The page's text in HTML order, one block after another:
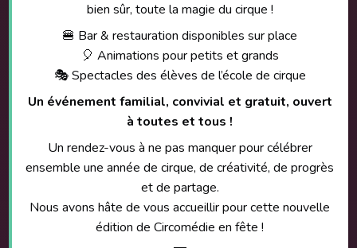
RÉSERVATIONS ET AGENDA
Réservations (événements, commandes & formations)
Sorties et prestations des jeunes
SUIVEZ-NOUS !
NOUVELLES PAGES EN COURS
Certaines rubriques de l’école sont encore en construction sur ce
site. En attendant, consultezwww.ecoledecirquedecharleroi.be
bien sûr, toute la magie du cirque !
🍔 Bar & restauration disponibles sur place
🎈 Animations pour petits et grands
🎭 Spectacles des élèves de l’école de cirque
Un événement familial, convivial et gratuit, ouvert
à toutes et tous !
Un rendez-vous à ne pas manquer pour célébrer
ensemble une année de cirque, de créativité, de progrès
et de partage.
Nous avons hâte de vous accueillir pour cette nouvelle
édition de Circomédie en fête !